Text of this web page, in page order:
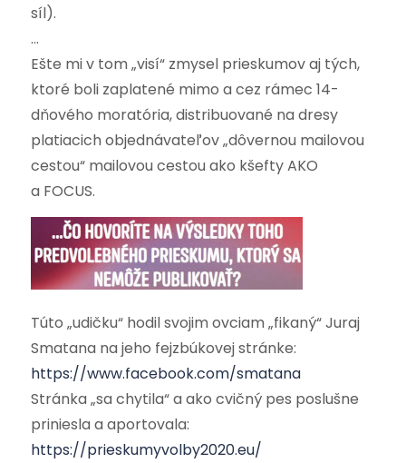
síl).
…
Ešte mi v tom „visí“ zmysel prieskumov aj tých,
ktoré boli zaplatené mimo a cez rámec 14-
dňového moratória, distribuované na dresy
platiacich objednávateľov „dôvernou mailovou
cestou“ mailovou cestou ako kšefty AKO
a FOCUS.
Túto „udičku“ hodil svojim ovciam „fikaný“ Juraj
Smatana na jeho fejzbúkovej stránke:
https://www.facebook.com/smatana
Stránka „sa chytila“ a ako cvičný pes poslušne
priniesla a aportovala:
https://prieskumyvolby2020.eu/